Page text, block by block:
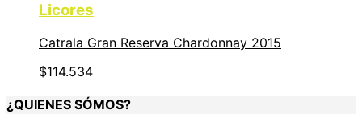
Licores
Catrala Gran Reserva Chardonnay 2015
$114.534
¿QUIENES SÓMOS?